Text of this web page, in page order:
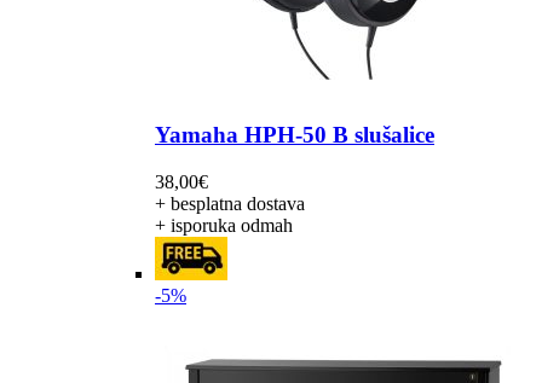
Yamaha HPH-50 B slušalice
38,00€
+ besplatna dostava
+ isporuka odmah
-5%